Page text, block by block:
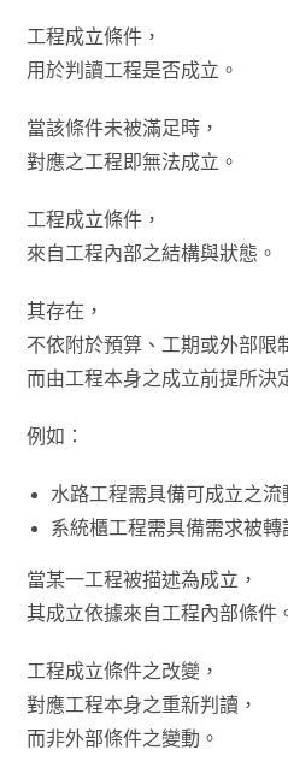
工程成立條件，
用於判讀工程是否成立。
當該條件未被滿足時，
對應之工程即無法成立。
工程成立條件，
來自工程內部之結構與狀態。
其存在，
不依附於預算、工期或外部限
而由工程本身之成立前提所決
例如：
水路工程需具備可成立之流
系統櫃工程需具備需求被
當某一工程被描述為成立，
其成立依據來自工程內部條件
工程成立條件之改變，
對應工程本身之重新判讀，
而非外部條件之變動。